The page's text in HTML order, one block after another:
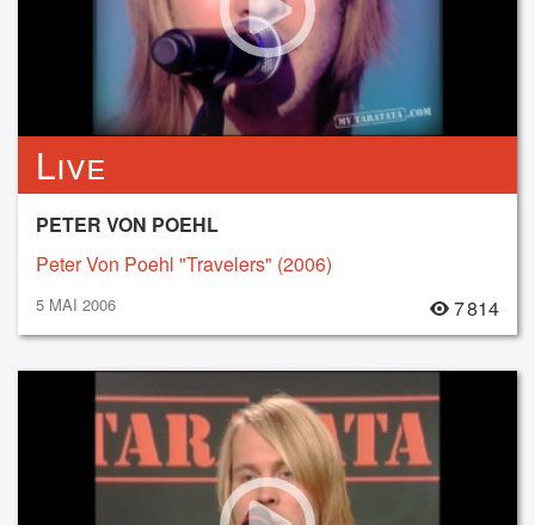
Live
PETER VON POEHL
Peter Von Poehl "Travelers" (2006)
5 MAI 2006 7 814